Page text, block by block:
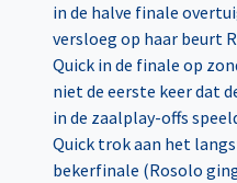
in de halve finale
versloeg op haar beurt
Quick in de finale op
niet de eerste keer dat
in de zaalplay-offs
Quick trok aan het
bekerfinale (Rosolo